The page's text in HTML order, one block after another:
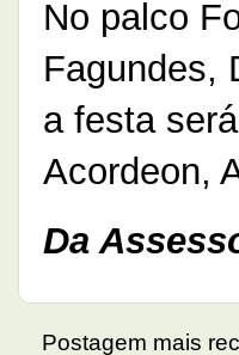
No palco
Fagundes,
a festa
Acordeon,
Da
Postagem mais